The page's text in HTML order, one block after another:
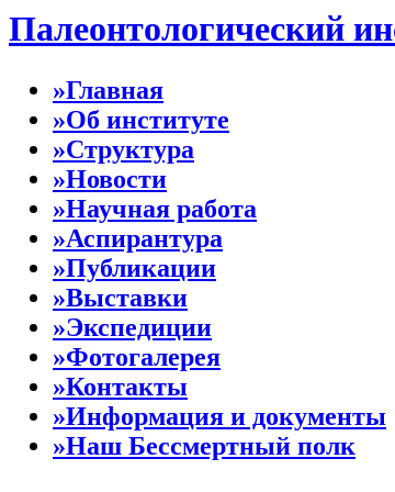
Палеонтологический
»Главная
»Об институте
»Структура
»Новости
»Научная работа
»Аспирантура
»Публикации
»Выставки
»Экспедиции
»Фотогалерея
»Контакты
»Информация и документы
»Наш Бессмертный полк